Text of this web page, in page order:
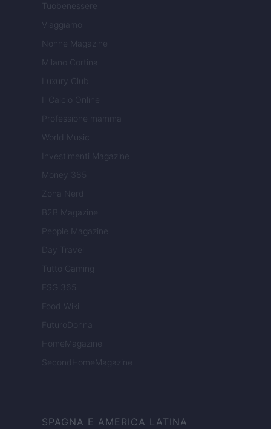
Tuobenessere
Viaggiamo
Nonne Magazine
Milano Cortina
Luxury Club
Il Calcio Online
Professione mamma
World Music
Investimenti Magazine
Money 365
Zona Nerd
B2B Magazine
People Magazine
Day Travel
Tutto Gaming
ESG 365
Food Wiki
FuturoDonna
HomeMagazine
SecondHomeMagazine
SPAGNA E AMERICA LATINA